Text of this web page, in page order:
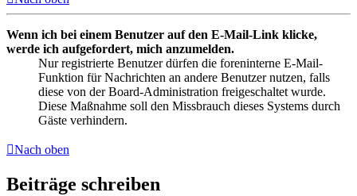
Wenn ich bei einem Benutzer auf den E-Mail-Link klicke,
werde ich aufgefordert, mich anzumelden.
Nur registrierte Benutzer dürfen die foreninterne E-Mail-
Funktion für Nachrichten an andere Benutzer nutzen, falls
diese von der Board-Administration freigeschaltet wurde.
Diese Maßnahme soll den Missbrauch dieses Systems durch
Gäste verhindern.
Nach oben
Beiträge schreiben